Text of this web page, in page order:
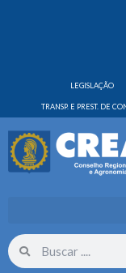
LEGISLAÇÃO
TRANSP. E PREST. DE